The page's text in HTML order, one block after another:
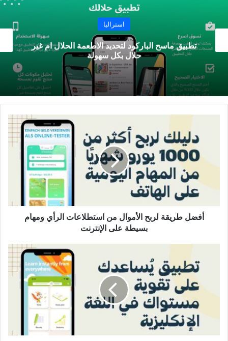
تطبيق ماسح الباركود لتحديد الاطعمة الحلال ام غير
حلال بكل سهولة
استطلاعات
بسيطة
أفضل طريقة لربح الأموال من استطلاعات الرأي ومهام
بسيطة على الإنترنت
يُساعدك
مستواك
الإنكليزية